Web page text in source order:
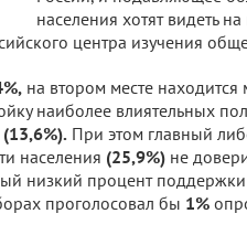
населения хотят видеть на
центра изучения
на втором месте
наиболее влиятельных
При этом главный
населения (25,9%) не
низкий процент
проголосовал бы 1%